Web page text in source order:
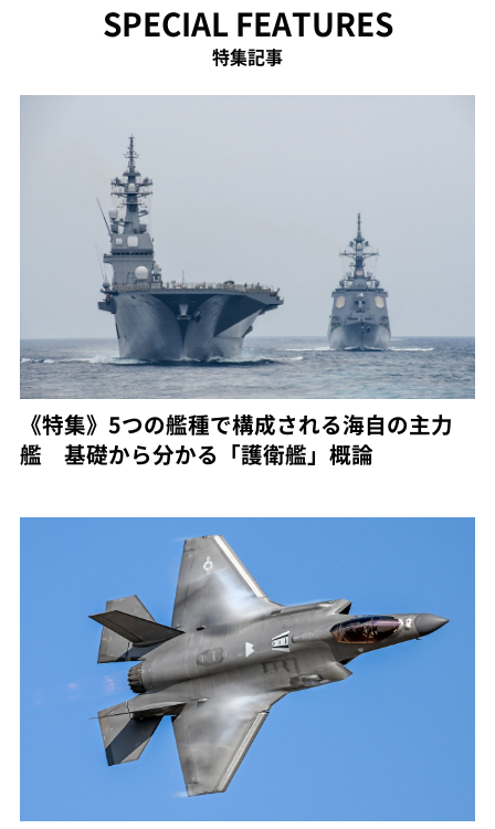
SPECIAL FEATURES
特集記事
《特集》5つの艦種で構成される海自の主力
艦 基礎から分かる「護衛艦」概論